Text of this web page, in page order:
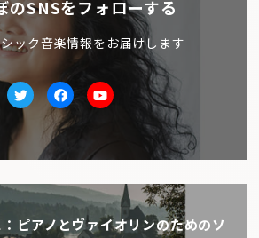
のSNSをフォローする
ック音楽情報をお届けします
TwitterfacebookYoutube
：ピアノとヴァイオリンのためのソ